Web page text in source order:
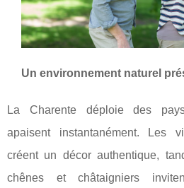
Un environnement naturel
La Charente déploie des
apaisent instantanément. Les
créent un décor authentique,
chênes et châtaigniers